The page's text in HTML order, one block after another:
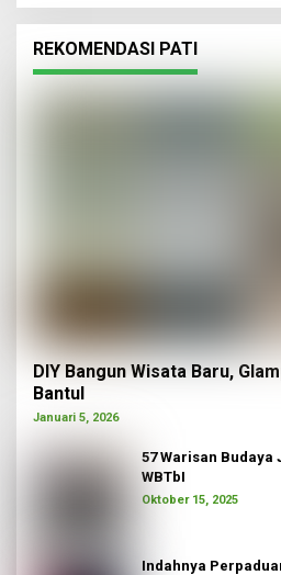
REKOMENDASI PATI
DIY Bangun Wisata Baru,
Bantul
Januari 5, 2026
57 Warisan
WBTbI
Oktober 15, 2025
Indahnya